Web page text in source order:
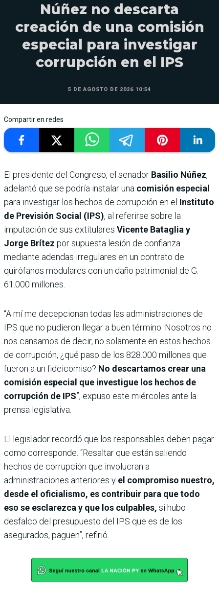
Núñez no descarta
creación de una comisión
especial para investigar
corrupción en el IPS
5 DE AGOSTO DE 2026 10:54
Compartir en redes
El presidente del Congreso, el senador Basilio Núñez,
adelantó que se podría instalar una comisión especial
para investigar los hechos de corrupción en el Instituto
de Previsión Social (IPS), al referirse sobre la
imputación de sus extitulares Vicente Bataglia y
Jorge Brítez por supuesta lesión de confianza
mediante adendas irregulares en un contrato de
quirófanos modulares con un daño patrimonial de G.
61.000 millones.
“A mí me decepcionan todas las administraciones de
IPS que no pudieron llegar a buen término. Nosotros no
nos cansamos de decir, no solamente en estos hechos
de corrupción, ¿qué paso de los 828.000 millones que
fueron a un fideicomiso? No descartamos crear una
comisión especial que investigue los hechos de
corrupción de IPS”, expuso este miércoles ante la
prensa legislativa.
El legislador recordó que los responsables deben pagar
como corresponde. “Resaltar que están saliendo
hechos de corrupción que involucran a
administraciones anteriores y el compromiso nuestro,
desde el oficialismo, es contribuir para que todo
eso se esclarezca y que los culpables, si hubo
desfalco del presupuesto del IPS que es de los
asegurados, paguen”, refirió.